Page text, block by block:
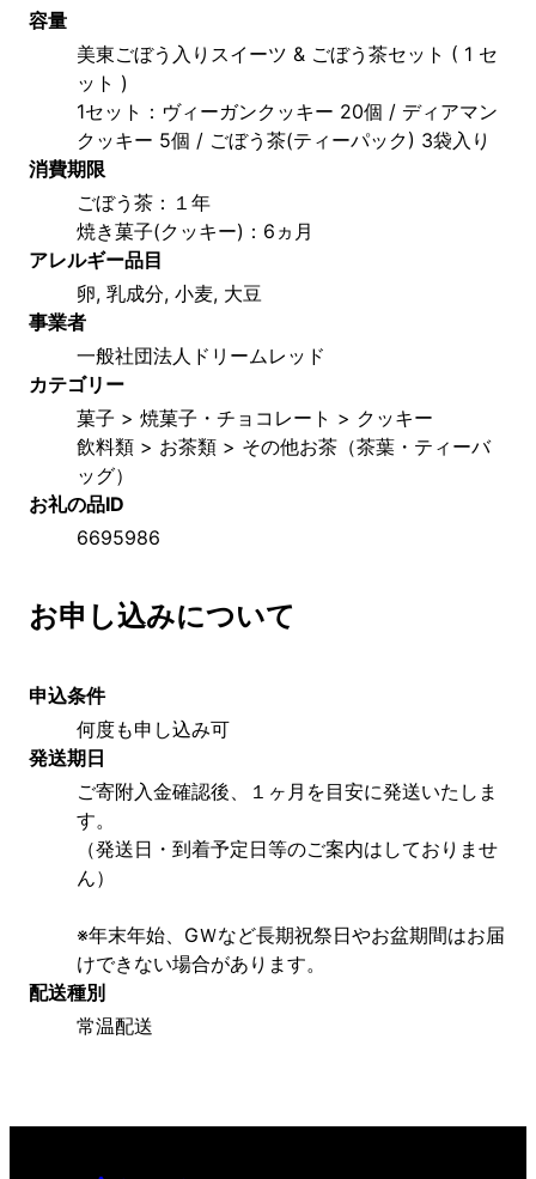
容量
美東ごぼう入りスイーツ & ごぼう茶セット ( 1 セ
ット )
1セット：ヴィーガンクッキー 20個 / ディアマン
クッキー 5個 / ごぼう茶(ティーパック) 3袋入り
消費期限
ごぼう茶：１年
焼き菓子(クッキー)：6ヵ月
アレルギー品目
卵, 乳成分, 小麦, 大豆
事業者
一般社団法人ドリームレッド
カテゴリー
菓子 > 焼菓子・チョコレート > クッキー
飲料類 > お茶類 > その他お茶（茶葉・ティーバ
ッグ）
お礼の品ID
6695986
お申し込みについて
申込条件
何度も申し込み可
発送期日
ご寄附入金確認後、１ヶ月を目安に発送いたしま
す。
（発送日・到着予定日等のご案内はしておりませ
ん）
※年末年始、GＷなど長期祝祭日やお盆期間はお届
けできない場合があります。
配送種別
常温配送